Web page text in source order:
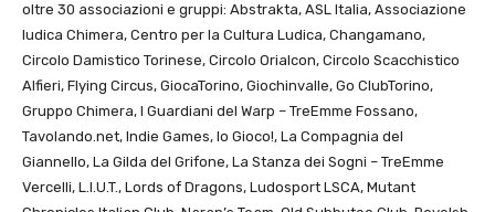
oltre 30 associazioni e gruppi: Abstrakta, ASL Italia, Associazione
ludica Chimera, Centro per la Cultura Ludica, Changamano,
Circolo Damistico Torinese, Circolo Orialcon, Circolo Scacchistico
Alfieri, Flying Circus, GiocaTorino, Giochinvalle, Go ClubTorino,
Gruppo Chimera, I Guardiani del Warp – TreEmme Fossano,
Tavolando.net, Indie Games, Io Gioco!, La Compagnia del
Giannello, La Gilda del Grifone, La Stanza dei Sogni – TreEmme
Vercelli, L.I.U.T., Lords of Dragons, Ludosport LSCA, Mutant